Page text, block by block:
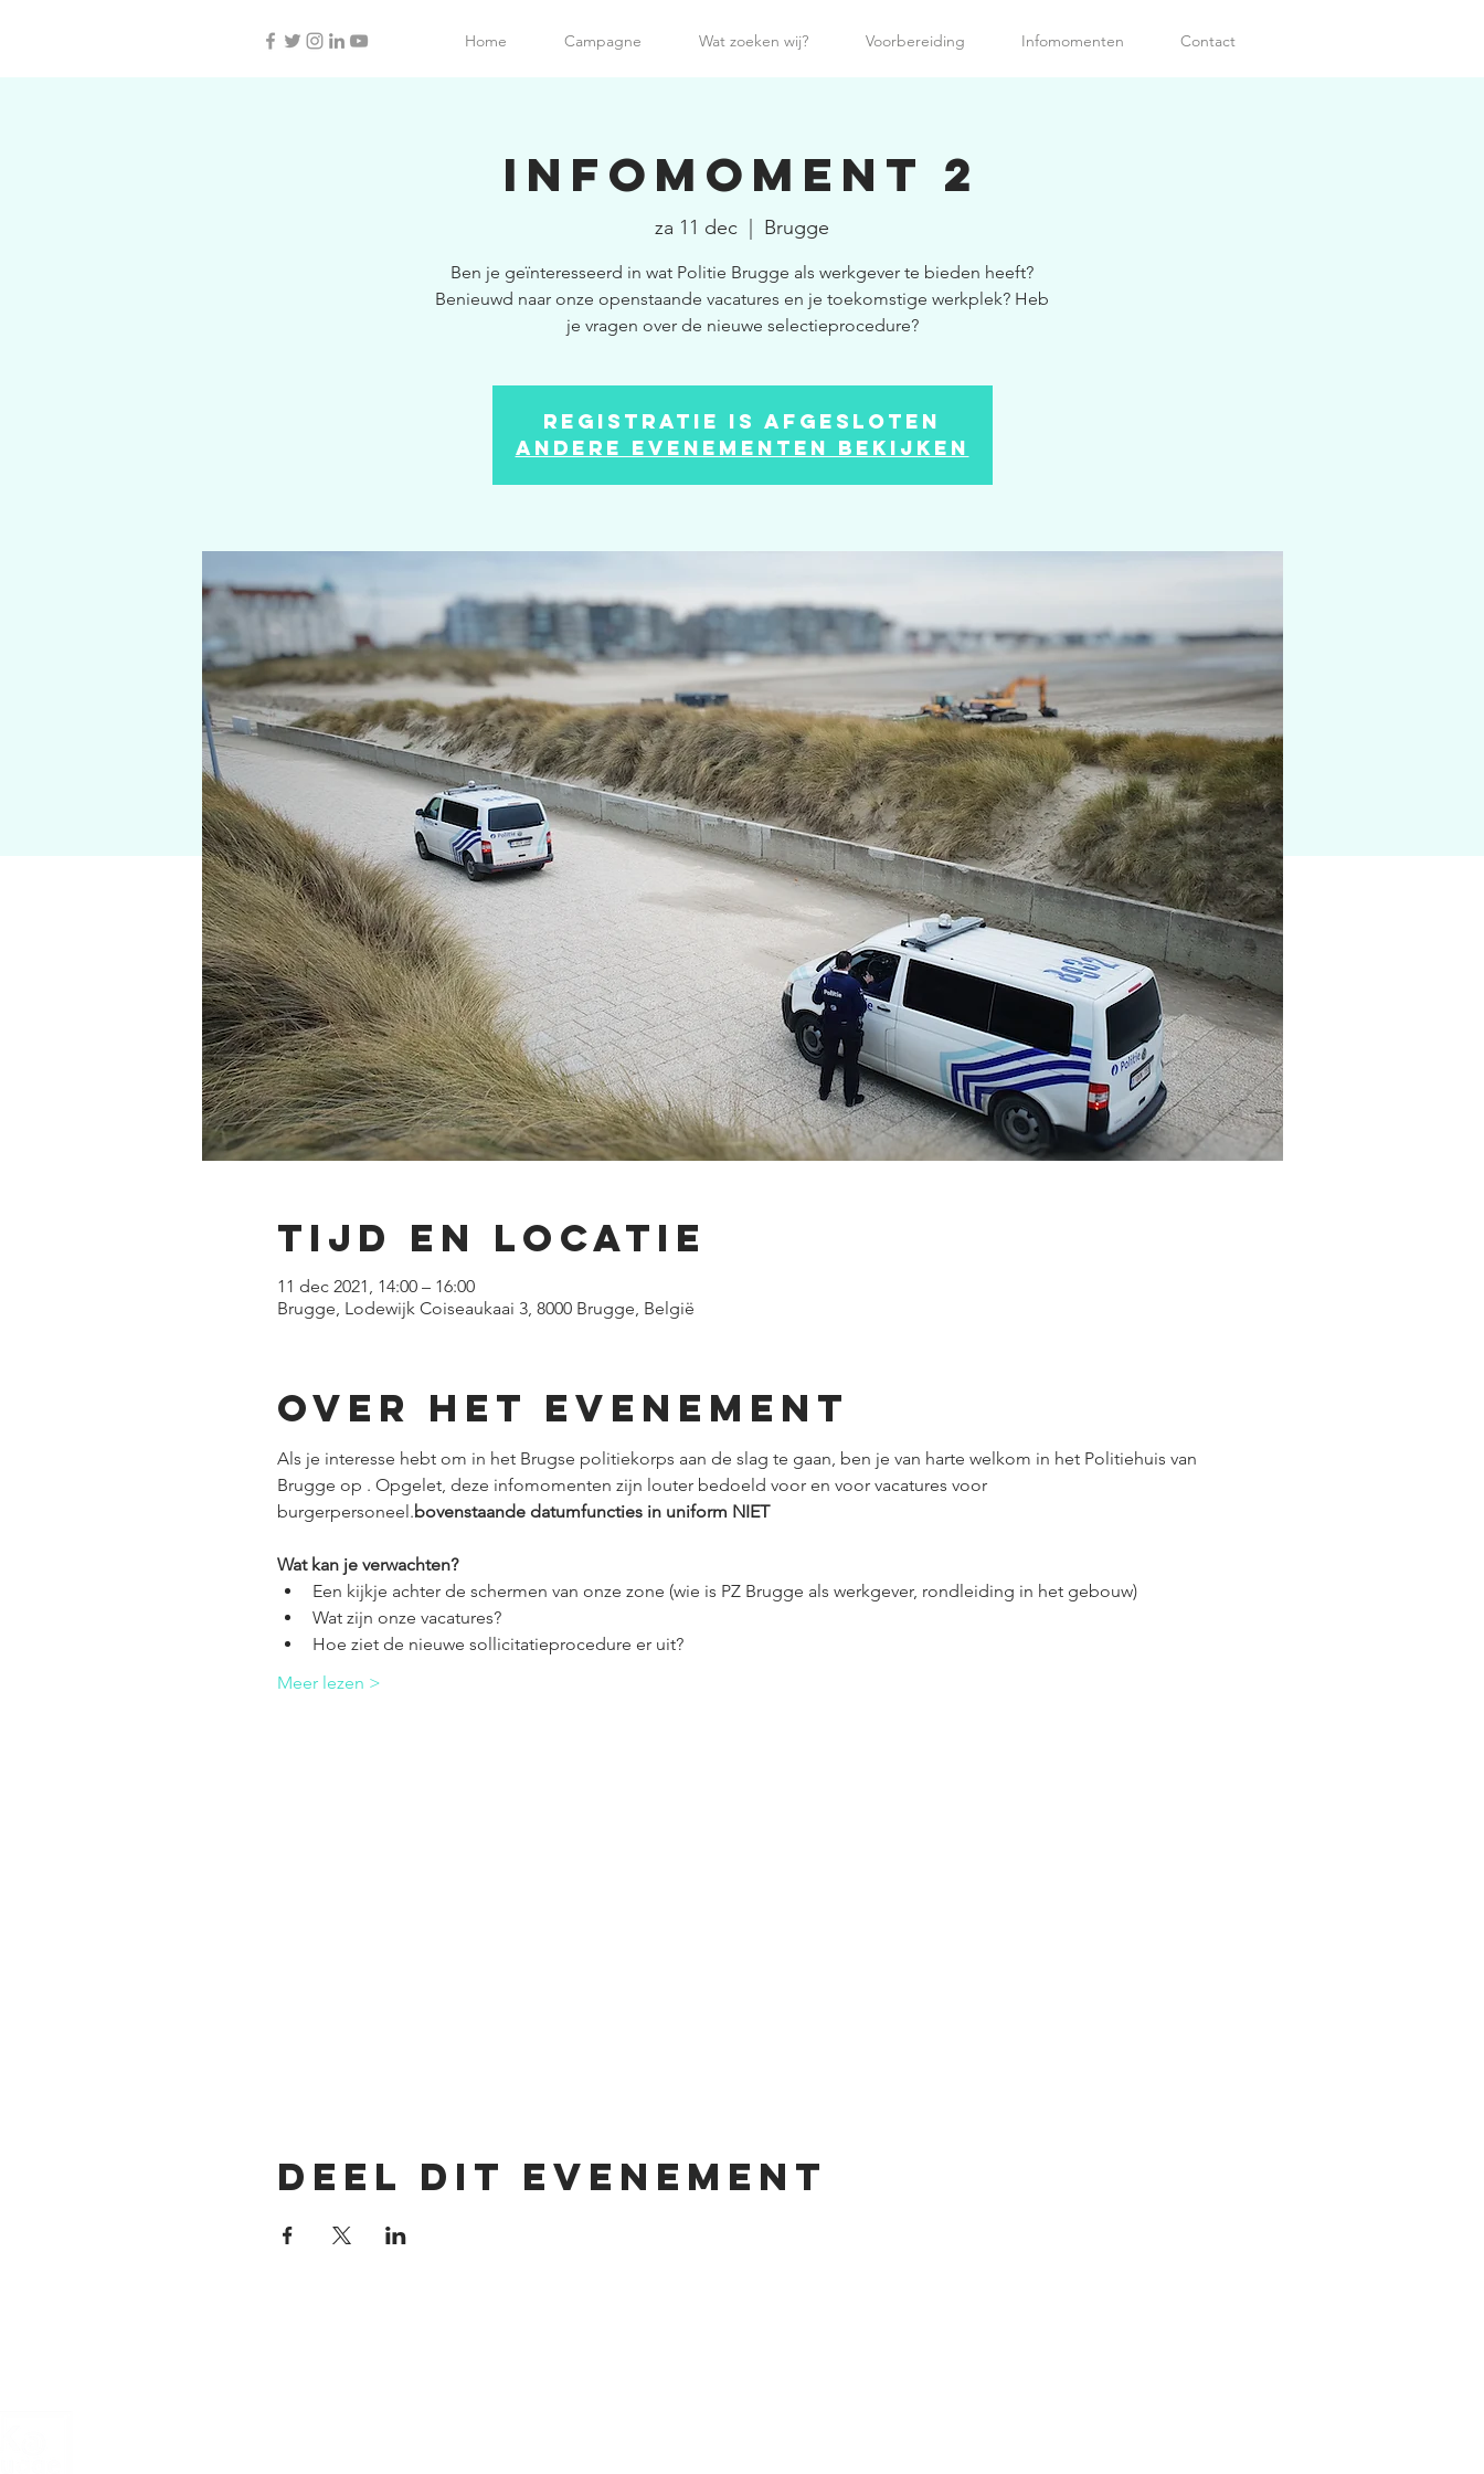
Home Campagne Wat zoeken wij? Voorbereiding Infomomenten Contact
Infomoment 2
za 11 dec Brugge
Ben je geïnteresseerd in wat Politie Brugge als werkgever te bieden heeft?
Benieuwd naar onze openstaande vacatures en je toekomstige werkplek? Heb
je vragen over de nieuwe selectieprocedure?
Registratie is afgesloten
Andere evenementen bekijken
Tijd en locatie
11 dec 2021, 14:00 – 16:00
Brugge, Lodewijk Coiseaukaai 3, 8000 Brugge, België
Over het evenement
Als je interesse hebt om in het Brugse politiekorps aan de slag te gaan, ben je van harte welkom in het Politiehuis van
Brugge op . Opgelet, deze infomomenten zijn louter bedoeld voor en voor vacatures voor
burgerpersoneel.bovenstaande datumfuncties in uniform NIET
Wat kan je verwachten?
Een kijkje achter de schermen van onze zone (wie is PZ Brugge als werkgever, rondleiding in het gebouw)
Wat zijn onze vacatures?
Hoe ziet de nieuwe sollicitatieprocedure er uit?
Meer lezen >
Deel dit evenement